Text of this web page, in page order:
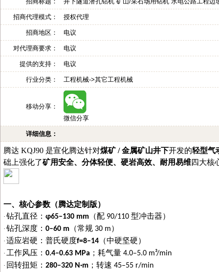
招商代理模式： 授权代理
招商地区： 电议
对代理商要求： 电议
提供的支持： 电议
行业分类： 工程机械->其它工程机械
移动分享：
微信分享
详细信息：
腾达 KQJ90 是宣化腾达针对煤矿/ 金属矿山井下开发的轻型气
础上强化了矿用安全、分体轻便、硬岩高效、耐用易维四大核
一、核心参数（腾达定制版）
· 钻孔直径： φ65–130 mm （配 90/110 型冲击器）
· 钻孔深度： 0–60 m （常规 30 m）
· 适应岩硬：普氏硬度f=8–14 （中硬坚硬）
· 工作风压： 0.4–0.63 MPa ；耗气量 4.0–5.0 m³/min
· 回转扭矩： 280–320 N·m ；转速 45–55 r/min